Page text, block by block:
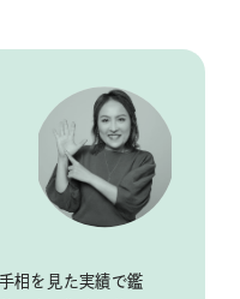
相を見た実績で鑑